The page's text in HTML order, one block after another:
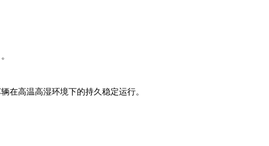
在高温高湿环境下的持久稳定运行。